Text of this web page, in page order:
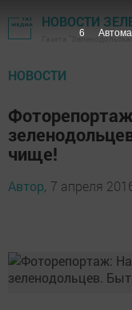
НОВОСТИ
Газета
НОВОСТИ
чище!
Автор, 7 апреля
5